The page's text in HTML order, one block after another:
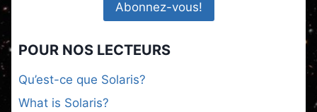
POUR NOS LECTEURS
Qu’est-ce que Solaris?
What is Solaris?